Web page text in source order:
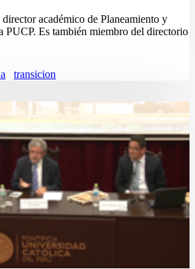
académico de Planeamiento y
PUCP. Es también miembro del directorio
transicion